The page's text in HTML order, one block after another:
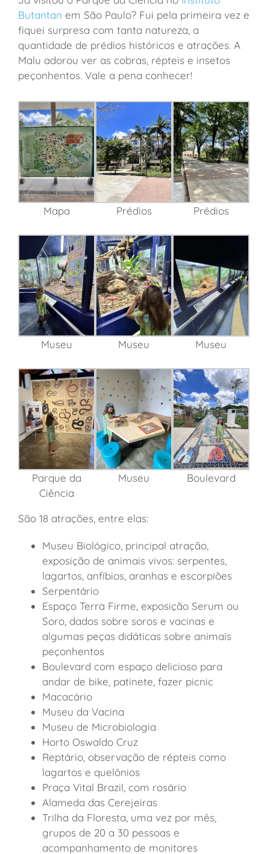
Butantan em São Paulo? Fui pela primeira vez e
fiquei surpresa com tanta natureza, a
quantidade de prédios históricos e atrações. A
Malu adorou ver as cobras, répteis e insetos
peçonhentos. Vale a pena conhecer!
Mapa Prédios Prédios
Museu Museu Museu
Parque da
Ciência
Museu Boulevard
São 18 atrações, entre elas:
Museu Biológico, principal atração,
exposição de animais vivos: serpentes,
lagartos, anfíbios, aranhas e escorpiões
Serpentário
Espaço Terra Firme, exposição Serum ou
Soro, dados sobre soros e vacinas e
algumas peças didáticas sobre animais
peçonhentos
Boulevard com espaço delicioso para
andar de bike, patinete, fazer picnic
Macacário
Museu da Vacina
Museu de Microbiologia
Horto Oswaldo Cruz
Reptário, observação de répteis como
lagartos e quelônios
Praça Vital Brazil, com rosário
Alameda das Cerejeiras
Trilha da Floresta, uma vez por mês,
grupos de 20 a 30 pessoas e
acompanhamento de monitores